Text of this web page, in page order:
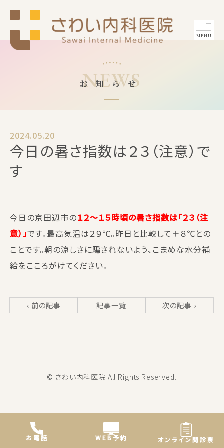
MENU
お知らせ
NEWS
2024.05.20
今日の暑さ指数は２３（注意）で
す
今日の京田辺市の１２〜１５時頃の暑さ指数は「２３（注
意）」です。最高気温は２９℃。昨日と比較して＋８℃との
ことです。朝の涼しさに騙されないよう、こまめな水分補
給をこころがけてください。
‹ 前の記事 記事一覧 次の記事 ›
© さわい内科医院 All Rights Reserved.
お電話 WEB予約 オンライン問診票